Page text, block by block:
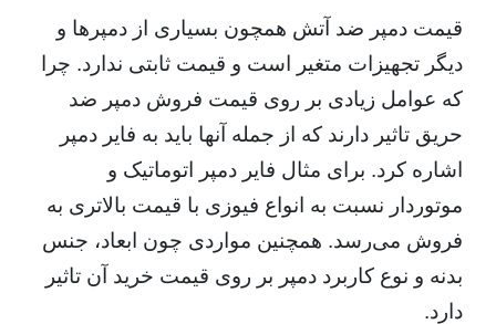
قیمت دمپر ضد آتش همچون بسیاری از دمپرها و
دیگر تجهیزات متغیر است و قیمت ثابتی ندارد. چرا
که عوامل زیادی بر روی قیمت فروش دمپر ضد
حریق تاثیر دارند که از جمله آنها باید به فایر دمپر
اشاره کرد. برای مثال فایر دمپر اتوماتیک و
موتوردار نسبت به انواع فیوزی با قیمت بالاتری به
فروش می‌رسد. همچنین مواردی چون ابعاد، جنس
بدنه و نوع کاربرد دمپر بر روی قیمت خرید آن تاثیر
دارد.